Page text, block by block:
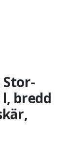
Stor-
bredd